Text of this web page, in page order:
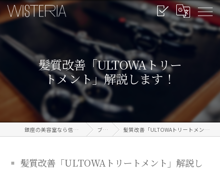
髪質改善「ULTOWAトリー
トメント」解説します！
銀座の美容室なら信頼のWISTERIA ブログ 髪質改善「ULTOWAトリートメント」解説します！
髪質改善「ULTOWAトリートメント」解説し